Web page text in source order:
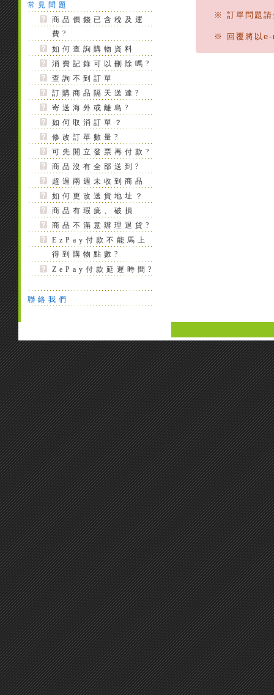
常見問題
商品價錢已含稅及運
費?
如何查詢購物資料
消費記錄可以刪除嗎?
查詢不到訂單
訂購商品隔天送達?
寄送海外或離島?
如何取消訂單？
修改訂單數量?
可先開立發票再付款?
商品沒有全部送到?
超過兩週未收到商品
如何更改送貨地址？
商品有瑕疵、破損
商品不滿意辦理退貨?
EzPay付款不能馬上
得到購物點數?
ZePay付款延遲時間?
聯絡我們
※ 訂單問題請
※ 回覆將以e-